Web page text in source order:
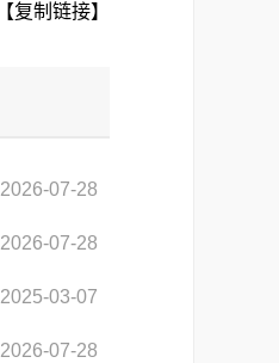
【复制链接】
2026-07-28
2026-07-28
2025-03-07
2026-07-28